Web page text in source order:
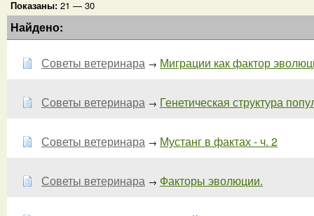
Показаны: 21 — 30
Найдено:
Советы ветеринара → Миграции как фактор
Советы ветеринара → Генетическая структура
Советы ветеринара → Мустанг в фактах - ч. 2
Советы ветеринара → Факторы эволюции.